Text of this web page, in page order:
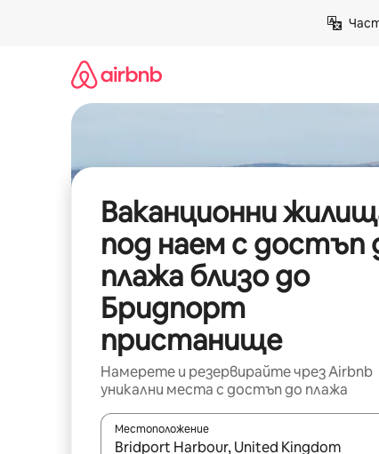
Ваканционни
под наем с достъп
плажа близо до
Бридпорт
пристанище
Намерете и резервирайте чрез Airbnb
уникални места с достъп до плажа
Местоположение
Когато резултатите се покажат,